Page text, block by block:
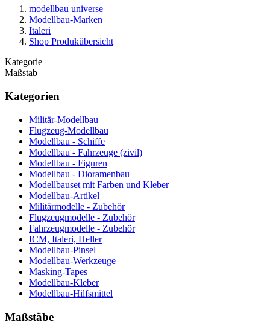
modellbau universe
Modellbau-Marken
Italeri
Shop Produkübersicht
Kategorie
Maßstab
Kategorien
Militär-Modellbau
Flugzeug-Modellbau
Modellbau - Schiffe
Modellbau - Fahrzeuge (zivil)
Modellbau - Figuren
Modellbau - Dioramenbau
Modellbauset mit Farben und Kleber
Modellbau-Artikel
Militärmodelle - Zubehör
Flugzeugmodelle - Zubehör
Fahrzeugmodelle - Zubehör
ICM, Italeri, Heller
Modellbau-Pinsel
Modellbau-Werkzeuge
Masking-Tapes
Modellbau-Kleber
Modellbau-Hilfsmittel
Maßstäbe